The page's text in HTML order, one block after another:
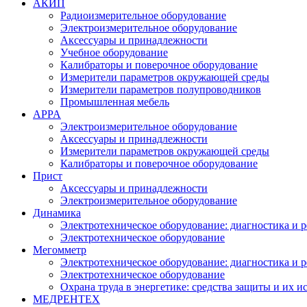
АКИП
Радиоизмерительное оборудование
Электроизмерительное оборудование
Аксессуары и принадлежности
Учебное оборудование
Калибраторы и поверочное оборудование
Измерители параметров окружающей среды
Измерители параметров полупроводников
Промышленная мебель
APPA
Электроизмерительное оборудование
Аксессуары и принадлежности
Измерители параметров окружающей среды
Калибраторы и поверочное оборудование
Прист
Аксессуары и принадлежности
Электроизмерительное оборудование
Динамика
Электротехническое оборудование: диагностика и
Электротехническое оборудование
Мегомметр
Электротехническое оборудование: диагностика и
Электротехническое оборудование
Охрана труда в энергетике: средства защиты и их
МЕДРЕНТЕХ